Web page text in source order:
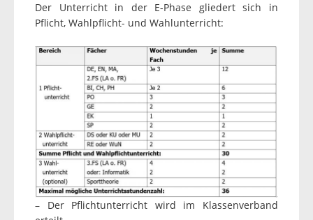
Der Unterricht in der E-Phase gliedert sich in
Pflicht, Wahlpflicht- und Wahlunterricht:
– Der Pflichtunterricht wird im Klassenverband